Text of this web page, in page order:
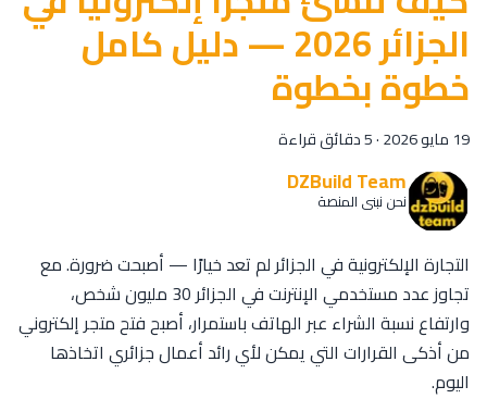
الجزائر 2026 — دليل كامل
خطوة بخطوة
19 مايو 2026 ·5 دقائق قراءة
DZBuild Team
نحن نبني المنصة
التجارة الإلكترونية في الجزائر لم تعد خيارًا — أصبحت ضرورة. مع
تجاوز عدد مستخدمي الإنترنت في الجزائر 30 مليون شخص،
وارتفاع نسبة الشراء عبر الهاتف باستمرار، أصبح فتح متجر إلكتروني
من أذكى القرارات التي يمكن لأي رائد أعمال جزائري اتخاذها
اليوم.